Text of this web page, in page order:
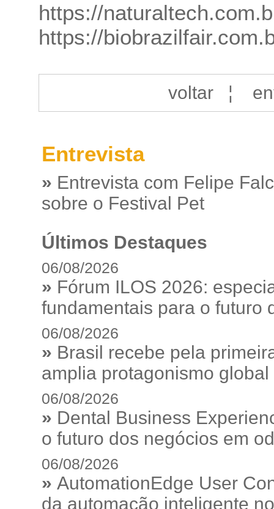
https://
https://
voltar¦
Entrevista
» Entrevista com Felipe
sobre o Festival Pet
Últimos Destaques
06/08/2026
» Fórum ILOS 2026:
fundamentais para o futuro
06/08/2026
» Brasil recebe pela
amplia protagonismo
06/08/2026
» Dental Business
o futuro dos negócios em
06/08/2026
» AutomationEdge User
da automação inteligente